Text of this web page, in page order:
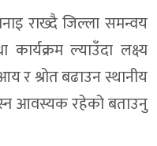
गर्भवतीको सेनाको
वर्षको भुक्तानी, खर्च विवरण
नगर बस सडकबाट चिप्लियो, ४२
अलपत्र, विद्यालयका शौचालय अधुरै
राख्दै जिल्ला समन्वय
ल्याउँदा लक्ष्य
र श्रोत बढाउन स्थानीय
आवस्यक रहेको बताउनु